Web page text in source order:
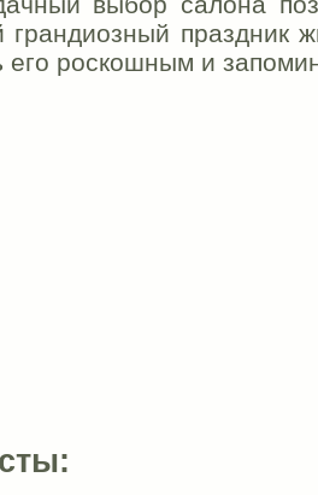
грандиозный праздник
его роскошным и